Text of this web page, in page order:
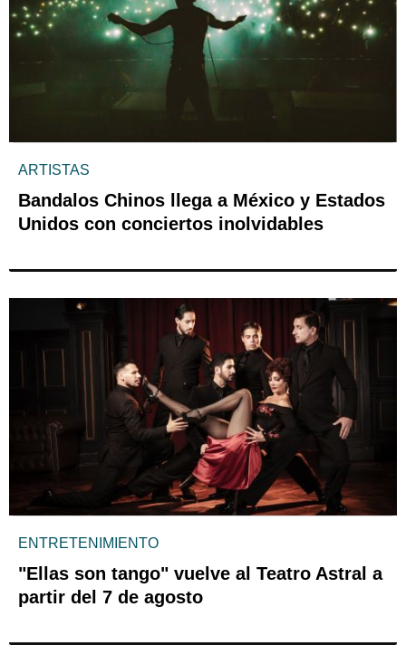
ARTISTAS
Bandalos Chinos llega a México y Estados
Unidos con conciertos inolvidables
ENTRETENIMIENTO
"Ellas son tango" vuelve al Teatro Astral a
partir del 7 de agosto